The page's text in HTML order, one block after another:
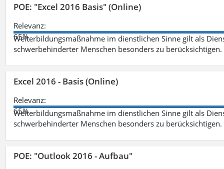
POE: "Excel 2016 Basis" (Online)
Relevanz:
65%
Weiterbildungsmaßnahme im dienstlichen Sinne gilt als
schwerbehinderter Menschen besonders zu berücksichtigen.
Excel 2016 - Basis (Online)
Relevanz:
65%
Weiterbildungsmaßnahme im dienstlichen Sinne gilt als
schwerbehinderter Menschen besonders zu berücksichtigen.
POE: "Outlook 2016 - Aufbau"